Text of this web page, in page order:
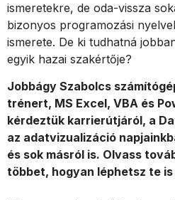
ismeretekre, de oda-vissza
bizonyos programozási
ismerete. De ki tudhatná
egyik hazai szakértője?
Jobbágy Szabolcs
trénert, MS Excel, VBA és
kérdeztük karrierútjáról, a
az adatvizualizáció
és sok másról is. Olvass
többet, hogyan léphetsz te